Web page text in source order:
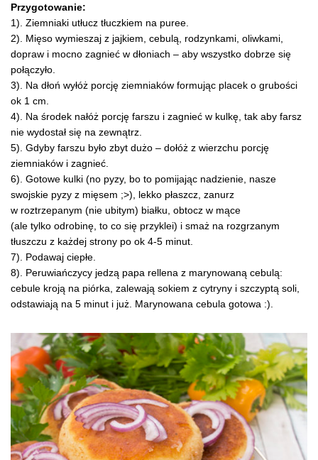
Przygotowanie:
1). Ziemniaki utłucz tłuczkiem na puree.
2). Mięso wymieszaj z jajkiem, cebulą, rodzynkami, oliwkami,
dopraw i mocno zagnieć w dłoniach – aby wszystko dobrze się
połączyło.
3). Na dłoń wyłóż porcję ziemniaków formując placek o grubości
ok 1 cm.
4). Na środek nałóż porcję farszu i zagnieć w kulkę, tak aby farsz
nie wydostał się na zewnątrz.
5). Gdyby farszu było zbyt dużo – dołóż z wierzchu porcję
ziemniaków i zagnieć.
6). Gotowe kulki (no pyzy, bo to pomijając nadzienie, nasze
swojskie pyzy z mięsem ;>), lekko płaszcz, zanurz
w roztrzepanym (nie ubitym) białku, obtocz w mące
(ale tylko odrobinę, to co się przyklei) i smaż na rozgrzanym
tłuszczu z każdej strony po ok 4-5 minut.
7). Podawaj ciepłe.
8). Peruwiańczycy jedzą papa rellena z marynowaną cebulą:
cebule kroją na piórka, zalewają sokiem z cytryny i szczyptą soli,
odstawiają na 5 minut i już. Marynowana cebula gotowa :).